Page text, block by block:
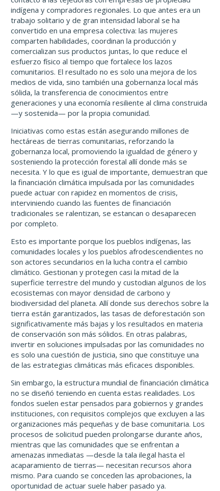
indígena y compradores regionales. Lo que antes era un
trabajo solitario y de gran intensidad laboral se ha
convertido en una empresa colectiva: las mujeres
comparten habilidades, coordinan la producción y
comercializan sus productos juntas, lo que reduce el
esfuerzo físico al tiempo que fortalece los lazos
comunitarios. El resultado no es solo una mejora de los
medios de vida, sino también una gobernanza local más
sólida, la transferencia de conocimientos entre
generaciones y una economía resiliente al clima construida
—y sostenida— por la propia comunidad.
Iniciativas como estas están asegurando millones de
hectáreas de tierras comunitarias, reforzando la
gobernanza local, promoviendo la igualdad de género y
sosteniendo la protección forestal allí donde más se
necesita. Y lo que es igual de importante, demuestran que
la financiación climática impulsada por las comunidades
puede actuar con rapidez en momentos de crisis,
interviniendo cuando las fuentes de financiación
tradicionales se ralentizan, se estancan o desaparecen
por completo.
Esto es importante porque los pueblos indígenas, las
comunidades locales y los pueblos afrodescendientes no
son actores secundarios en la lucha contra el cambio
climático. Gestionan y protegen casi la mitad de la
superficie terrestre del mundo y custodian algunos de los
ecosistemas con mayor densidad de carbono y
biodiversidad del planeta. Allí donde sus derechos sobre la
tierra están garantizados, las tasas de deforestación son
significativamente más bajas y los resultados en materia
de conservación son más sólidos. En otras palabras,
invertir en soluciones impulsadas por las comunidades no
es solo una cuestión de justicia, sino que constituye una
de las estrategias climáticas más eficaces disponibles.
Sin embargo, la estructura mundial de financiación climática
no se diseñó teniendo en cuenta estas realidades. Los
fondos suelen estar pensados para gobiernos y grandes
instituciones, con requisitos complejos que excluyen a las
organizaciones más pequeñas y de base comunitaria. Los
procesos de solicitud pueden prolongarse durante años,
mientras que las comunidades que se enfrentan a
amenazas inmediatas —desde la tala ilegal hasta el
acaparamiento de tierras— necesitan recursos ahora
mismo. Para cuando se conceden las aprobaciones, la
oportunidad de actuar suele haber pasado ya.